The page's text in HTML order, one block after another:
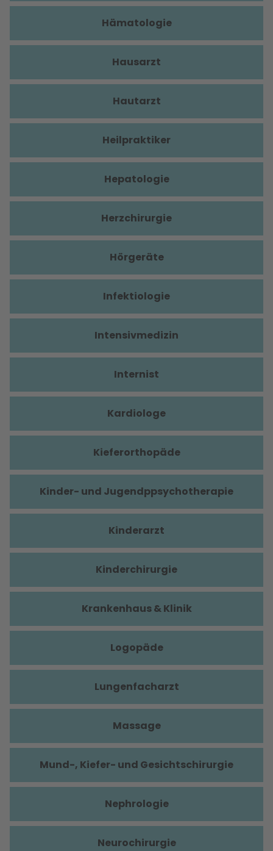
Hämatologie
Hausarzt
Hautarzt
Heilpraktiker
Hepatologie
Herzchirurgie
Hörgeräte
Infektiologie
Intensivmedizin
Internist
Kardiologe
Kieferorthopäde
Kinder- und Jugendppsychotherapie
Kinderarzt
Kinderchirurgie
Krankenhaus & Klinik
Logopäde
Lungenfacharzt
Massage
Mund-, Kiefer- und Gesichtschirurgie
Nephrologie
Neurochirurgie